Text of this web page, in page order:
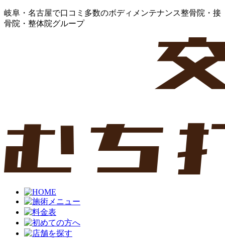
岐阜・名古屋で口コミ多数のボディメンテナンス整骨院・接
骨院・整体院グループ